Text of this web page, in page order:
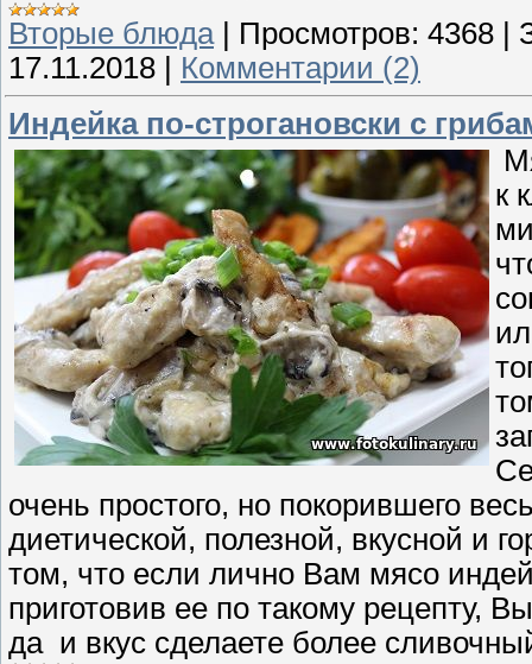
Вторые блюда | Просмотров: 4368 |
17.11.2018 | Комментарии (2)
Индейка по-строгановски с
к
очень простого, но покорившего
диетической, полезной, вкусной и
том, что если лично Вам мясо
приготовив ее по такому рецепту,
да и вкус сделаете более